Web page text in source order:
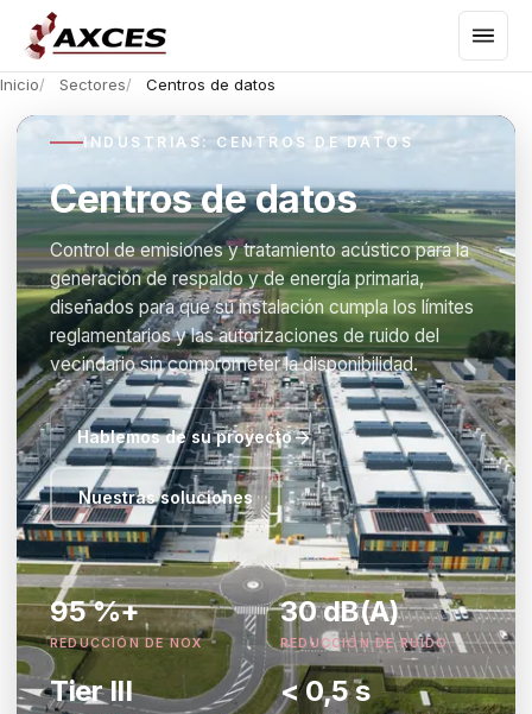
Inicio Sectores Centros de datos
INDUSTRIAS: CENTROS DE DATOS
Centros de datos
Control de emisiones y tratamiento acústico para la
generación de respaldo y de energía primaria,
diseñados para que su instalación cumpla los límites
reglamentarios y las autorizaciones de ruido del
vecindario sin comprometer la disponibilidad.
Hablemos de su proyecto
Nuestras soluciones
95 %+
REDUCCIÓN DE NOX
30 dB(A)
REDUCCIÓN DE RUIDO
Tier III < 0,5 s